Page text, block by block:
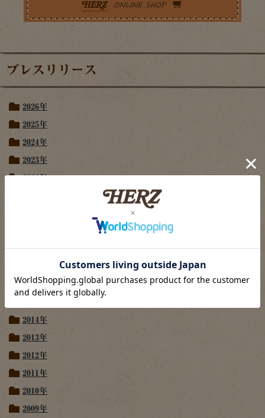
プレスリリース
2026年
2025年
2024年
2023年
2022年
2018年
2016年
2014年
2013年
2012年
2011年
2010年
2009年